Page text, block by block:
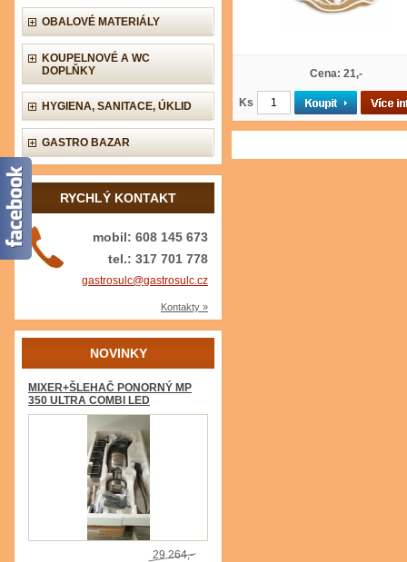
OBALOVÉ MATERIÁLY
KOUPELNOVÉ A WC
DOPLŇKY
HYGIENA, SANITACE, ÚKLID
GASTRO BAZAR
RYCHLÝ KONTAKT
mobil: 608 145 673
tel.: 317 701 778
gastrosulc@gastrosulc.cz
Kontakty »
NOVINKY
MIXER+ŠLEHAČ PONORNÝ MP
350 ULTRA COMBI LED
29 264,-
Cena: 21,-
Ks